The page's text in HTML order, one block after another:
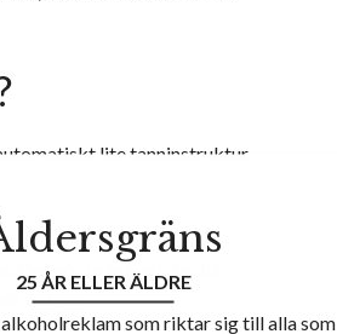
lite tanninstruktur.
struktur, karaktär och
Det gör också att den här
vitt vin.
25 ÅR ELLER ÄLDRE
som riktar sig till alla som